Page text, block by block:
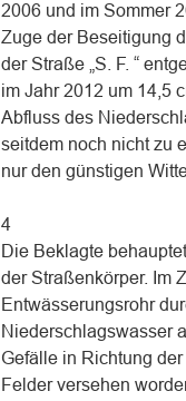
2006 und im Sommer
Zuge der Beseitigung
der Straße „S. F. “
im Jahr 2012 um 14,5
Abfluss des
seitdem noch nicht zu
nur den günstigen
4
Die Beklagte
der Straßenkörper. Im
Entwässerungsrohr
Niederschlagswasser
Gefälle in Richtung
Felder versehen